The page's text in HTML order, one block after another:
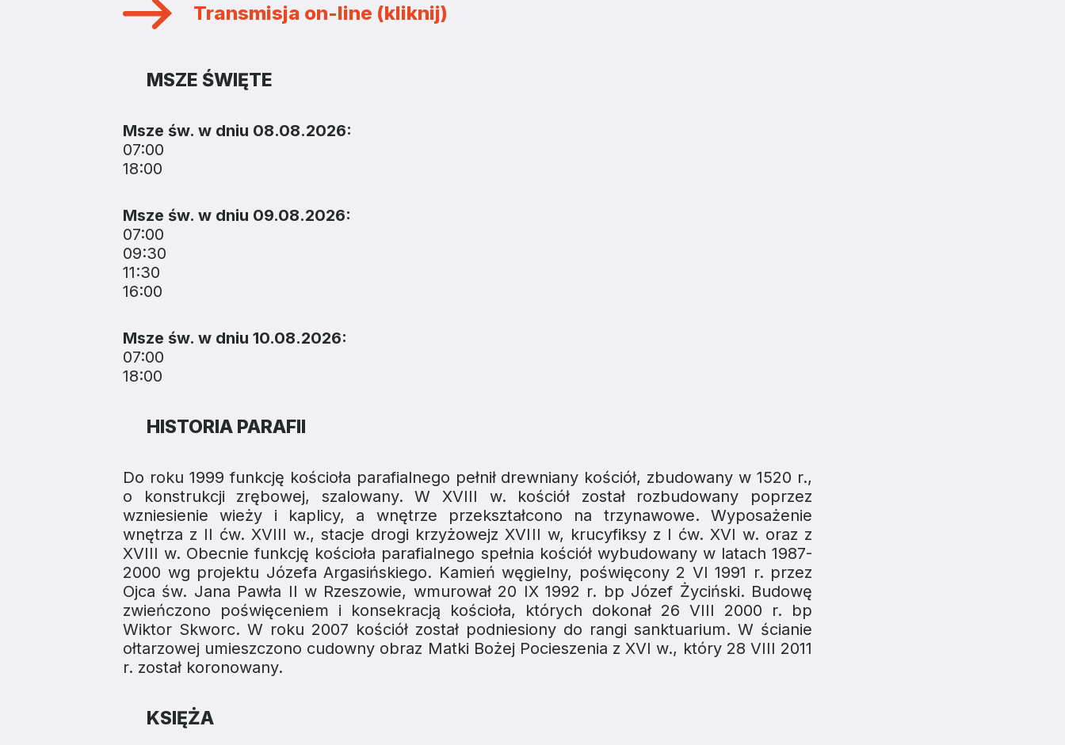
Transmisja on-line (kliknij)
MSZE ŚWIĘTE
Msze św. w dniu 08.08.2026:
07:00
18:00
Msze św. w dniu 09.08.2026:
07:00
09:30
11:30
16:00
Msze św. w dniu 10.08.2026:
07:00
18:00
HISTORIA PARAFII
Do roku 1999 funkcję kościoła parafialnego pełnił drewniany kościół, zbudowany w 1520 r.,
o konstrukcji zrębowej, szalowany. W XVIII w. kościół został rozbudowany poprzez
wzniesienie wieży i kaplicy, a wnętrze przekształcono na trzynawowe. Wyposażenie
wnętrza z II ćw. XVIII w., stacje drogi krzyżowejz XVIII w, krucyfiksy z I ćw. XVI w. oraz z
XVIII w. Obecnie funkcję kościoła parafialnego spełnia kościół wybudowany w latach 1987-
2000 wg projektu Józefa Argasińskiego. Kamień węgielny, poświęcony 2 VI 1991 r. przez
Ojca św. Jana Pawła II w Rzeszowie, wmurował 20 IX 1992 r. bp Józef Życiński. Budowę
zwieńczono poświęceniem i konsekracją kościoła, których dokonał 26 VIII 2000 r. bp
Wiktor Skworc. W roku 2007 kościół został podniesiony do rangi sanktuarium. W ścianie
ołtarzowej umieszczono cudowny obraz Matki Bożej Pocieszenia z XVI w., który 28 VIII 2011
r. został koronowany.
KSIĘŻA